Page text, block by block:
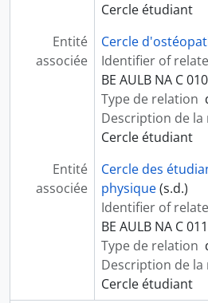
Cercle étudiant
Entité
associée
Cercle
Identifier of
BE AULB NA C
Type de relation
Description de la
Cercle étudiant
Entité
associée
Cercle des
physique (s.d.)
Identifier of
BE AULB NA C
Type de relation
Description de la
Cercle étudiant